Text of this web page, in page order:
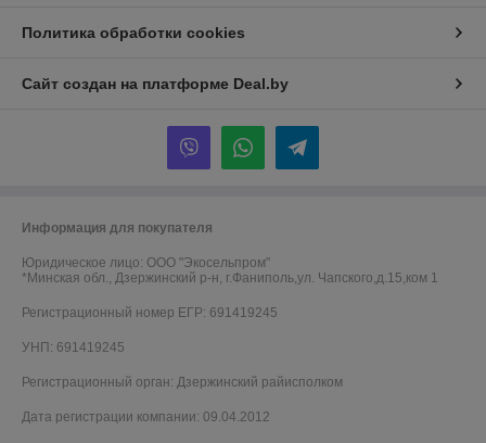
Политика обработки cookies
Сайт создан на платформе Deal.by
Информация для покупателя
Юридическое лицо: ООО "Экосельпром"
*Минская обл., Дзержинский р-н, г.Фаниполь,ул. Чапского,д.15,ком 1
Регистрационный номер ЕГР: 691419245
УНП: 691419245
Регистрационный орган: Дзержинский райисполком
Дата регистрации компании: 09.04.2012